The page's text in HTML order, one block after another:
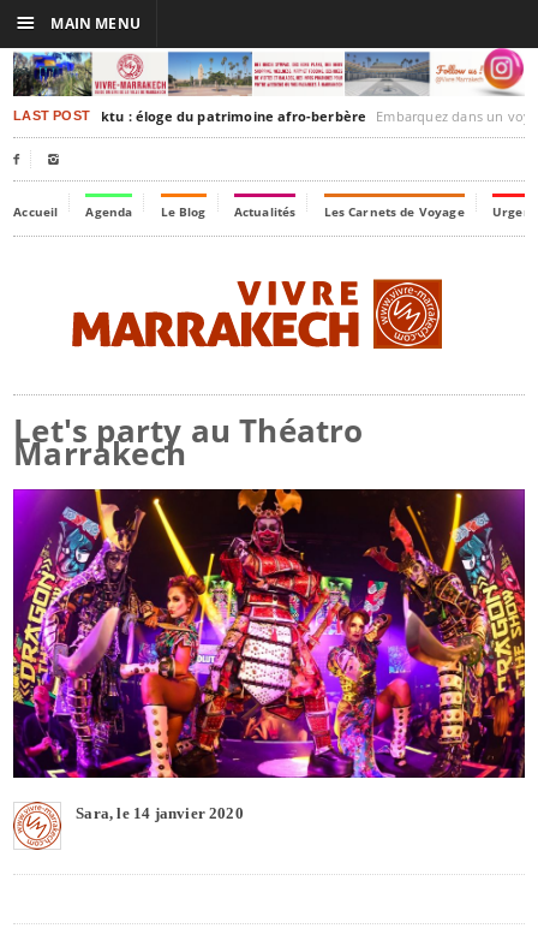
LAST POSTTimbuktu : éloge du patrimoine afro-berbère Embarquez dans un voyage culturel dans le
 
Accueil Agenda Le Blog Actualités Les Carnets de Voyage
Let's party au Théatro
Marrakech
Sara, le 14 janvier 2020
☰ MAIN MENU